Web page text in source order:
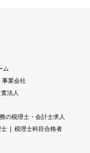
ム
事業会社
査法人
の税理士・会計士求人
税理士科目合格者